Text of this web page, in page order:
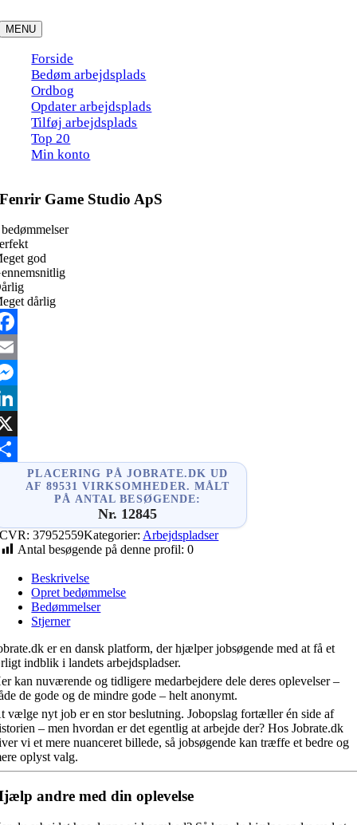
to
content
MENU
Forside
Bedøm arbejdsplads
Ordbog
Opdater arbejdsplads
Tilføj arbejdsplads
Top 20
Min konto
Fenrir Game Studio ApS
god
dårlig
PLACERING PÅ JOBRATE.DK UD
AF 89531 VIRKSOMHEDER. MÅLT
PÅ ANTAL BESØGENDE:
Nr. 12845
CVR:37952559Kategorier: Arbejdspladser
Antal besøgende på denne profil: 0
Beskrivelse
Opret bedømmelse
Bedømmelser
Stjerner
er en dansk platform, der hjælper jobsøgende med at få et
indblik i landets arbejdspladser.
kan nuværende og tidligere medarbejdere dele deres oplevelser –
de gode og de mindre gode – helt anonymt.
vælge nyt job er en stor beslutning. Jobopslag fortæller én side af
– men hvordan er det egentlig at arbejde der? Hos Jobrate.dk
vi et mere nuanceret billede, så jobsøgende kan træffe et bedre og
oplyst valg.
andre med din oplevelse